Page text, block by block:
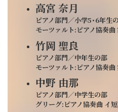
高宮 奈月
ピアノ部門／小学5･6年生
モーツァルト:ピアノ協奏
竹岡 聖良
ピアノ部門／中年生の部
モーツァルト:ピアノ協奏
中野 由那
ピアノ部門／中学生の部
グリーグ:ピアノ協奏曲 イ